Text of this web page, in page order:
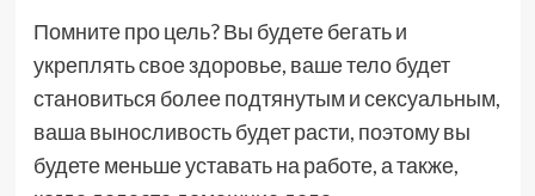
Помните про цель? Вы будете бегать и
укреплять свое здоровье, ваше тело будет
становиться более подтянутым и сексуальным,
ваша выносливость будет расти, поэтому вы
будете меньше уставать на работе, а также,